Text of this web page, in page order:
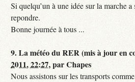
Si quelqu’un à une idée sur la marche a
repondre.
Bonne journée à tous ...
9.La météo du RER (mis à jour en
2011, 22:27,parChapes
Nous assistons sur les transports